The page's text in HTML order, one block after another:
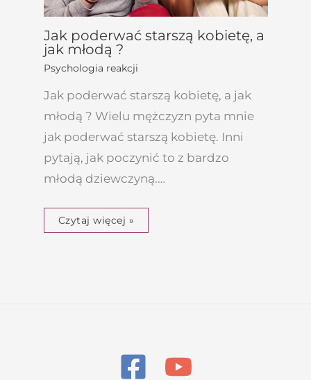
Jak poderwać starszą kobietę, a
jak młodą ?
Psychologia reakcji
Jak poderwać starszą kobietę, a jak
młodą ? Wielu mężczyzn pyta mnie
jak poderwać starszą kobietę. Inni
pytają, jak poczynić to z bardzo
młodą dziewczyną.…
Czytaj więcej »